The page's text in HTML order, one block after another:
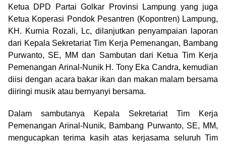
Ketua DPD Partai Golkar Provinsi Lampung yang juga
Ketua Koperasi Pondok Pesantren (Kopontren) Lampung,
KH. Kurnia Rozali, Lc, dilanjutkan penyampaian laporan
dari Kepala Sekretariat Tim Kerja Pemenangan, Bambang
Purwanto, SE, MM dan Sambutan dari Ketua Tim Kerja
Pemenangan Arinal-Nunik H. Tony Eka Candra, kemudian
diisi dengan acara bakar ikan dan makan malam bersama
diiringi musik atau bernyanyi bersama.
Dalam sambutanya Kepala Sekretariat Tim Kerja
Pemenangan Arinal-Nunik, Bambang Purwanto, SE, MM,
mengucapkan terima kasih atas kerjasama seluruh Tim